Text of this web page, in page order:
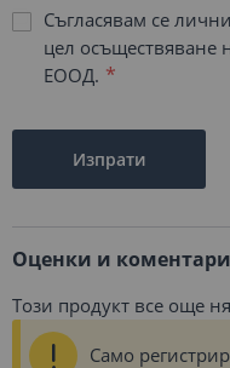
Съгласявам се
цел осъществяване
ЕООД.
Изпрати
Оценки и коментари
Този продукт все още
Само